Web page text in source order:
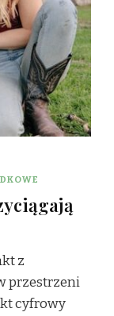
z
przestrzeni
cyfrowy